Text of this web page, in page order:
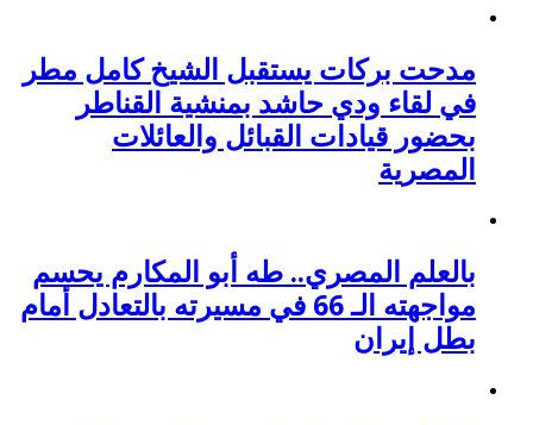
مدحت بركات يستقبل الشيخ كامل مطر
في لقاء ودي حاشد بمنشية القناطر
بحضور قيادات القبائل والعائلات
المصرية
بالعلم المصري.. طه أبو المكارم يحسم
مواجهته الـ 66 في مسيرته بالتعادل أمام
بطل إيران